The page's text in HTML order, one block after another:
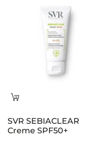
Leer
SVR SEBIACLEAR
Creme SPF50+